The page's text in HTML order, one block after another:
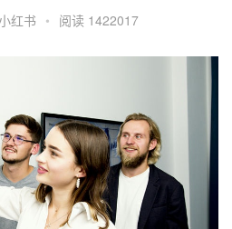
Yahoo Bing
用户 游戏 海外
小红书 • 阅读 1422017